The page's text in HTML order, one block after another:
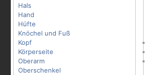
Hals
Hand
Hüfte
Knöchel und Fuß
Kopf
Körperseite
Oberarm
Oberschenkel